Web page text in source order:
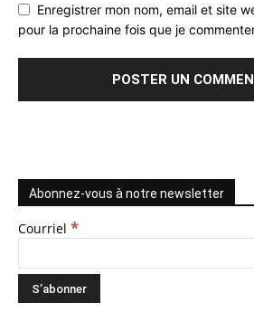
Enregistrer mon nom, email et site
pour la prochaine fois que je
Abonnez-vous à notre newsletter
Courriel *